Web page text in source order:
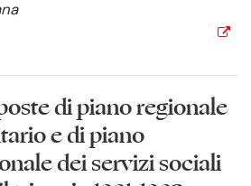
di piano regionale
e di piano
dei servizi sociali